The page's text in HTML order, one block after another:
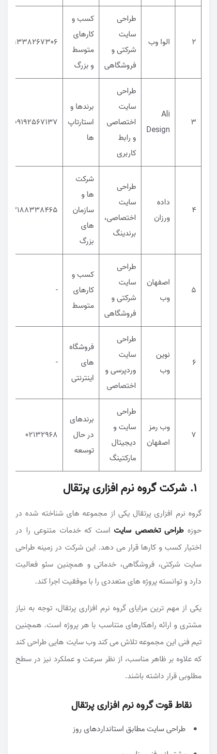
2 الوا وب
طراحی
سایت
شرکتی و
فروشگاهی
کسب و
کارهای
متوسط
و بزرگ
09338267306
3
Ali
Design
طراحی
سایت
اختصاصی
و رابط
کاربری
برندها و
استارتاپ
ها
09192567137
4
داده
ورزان
طراحی
سایت
اختصاصی،
برندینگ
شرکت
ها و
سازمان
های
بزرگ
02188338465
5
اصفهان
وب
طراحی
سایت
شرکتی و
فروشگاهی
کسب و
کارهای
متوسط
-
6
نوین
وب
طراحی
سایت
وردپرسی و
اختصاصی
فروشگاه
های
اینترنتی
-
7
وب رمز
اصفهان
طراحی
سایت و
دیجیتال
مارکتینگ
برندهای
در حال
توسعه
02132968
1. شرکت گروه نرم افزاری پرتقال
گروه نرم افزاری پرتقال یکی از مجموعه های شناخته شده در
حوزه طراحی تخصصی سایتاست که خدمات متنوعی را در
اختیار کسب و کارها قرار می دهد. این شرکت در زمینه طراحی
سایت شرکتی، فروشگاهی، خدماتی و همچنین سئو فعالیت
دارد و توانسته پروژه های متعددی را با موفقیت اجرا کند.
یکی از مهم ترین مزایای گروه نرم افزاری پرتقال، توجه به نیاز
مشتری و ارائه راهکارهای متناسب با هر پروژه است. همچنین
تیم فنی این مجموعه تلاش می کند وب سایت هایی طراحی کند
که علاوه بر ظاهر مناسب، از نظر سرعت و عملکرد نیز در سطح
مطلوبی قرار داشته باشند.
نقاط قوت گروه نرم افزاری پرتقال
طراحی سایت مطابق استانداردهای روز